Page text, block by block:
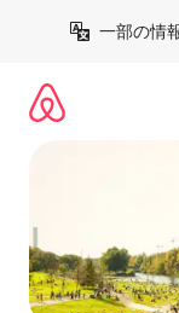
一部の情